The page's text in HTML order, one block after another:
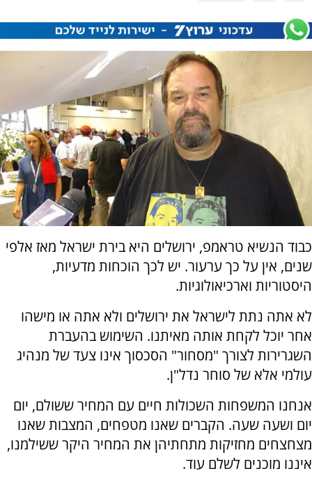
כבוד הנשיא טראמפ, ירושלים היא בירת ישראל מאז אלפי
שנים, אין על כך ערעור. יש לכך הוכחות מדעיות,
היסטוריות וארכיאולוגיות.
לא אתה נתת לישראל את ירושלים ולא אתה או מישהו
אחר יוכל לקחת אותה מאיתנו. השימוש בהעברת
השגרירות לצורך "מסחור" הסכסוך אינו צעד של מנהיג
עולמי אלא של סוחר נדל"ן.
אנחנו המשפחות השכולות חיים עם המחיר ששולם, יום
יום ושעה שעה. הקברים שאנו מטפחים, המצבות שאנו
מצחצחים מחזיקות מתחתיהן את המחיר היקר ששילמנו,
איננו מוכנים לשלם עוד.